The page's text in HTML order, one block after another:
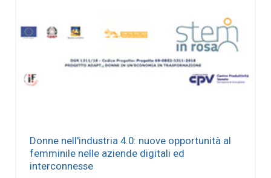
Donne nell'industria 4.0: nuove opportunità al
femminile nelle aziende digitali ed
interconnesse